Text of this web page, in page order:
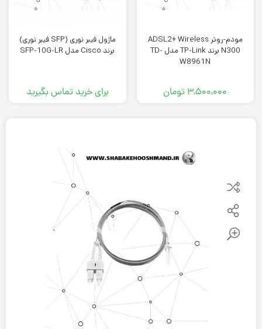
مودم-روتر ADSL2+ Wireless
N300 برند TP-Link مدل TD-
W8961N
۳,۵۰۰,۰۰۰ تومان
ماژول فیبر نوری (SFP فیبر نوری)
برند Cisco مدل SFP-10G-LR
برای خرید تماس بگیرید